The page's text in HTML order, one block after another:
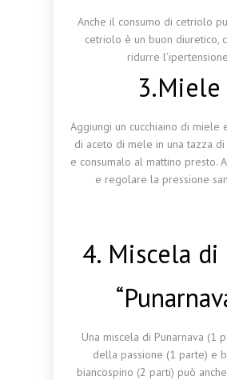
Anche il consumo di cetriolo
cetriolo è un buon diuretico,
ridurre
3.Miele
Aggiungi un cucchiaino di miele
di aceto di mele in una tazza di
e consumalo al mattino presto.
e regolare la pressione
4. Miscela di
Una miscela di Punarnava (1
della passione (1 parte) e
biancospino (2 parti) può